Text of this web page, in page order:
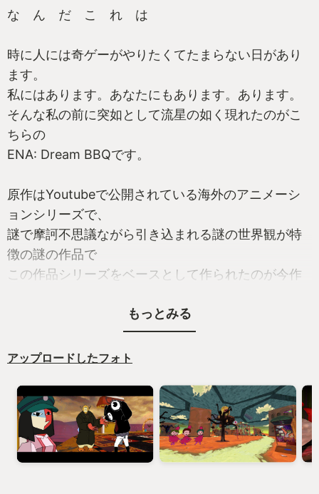
っちゃうゾ😁
ぇ！！！
それっぽいチャンバラではなく、ガチVR剣戟
鍔迫り合いをしたいサムライダマシイを秘めたそこ
の貴方に是非とも
な ん だ こ れ は
時に人には奇ゲーがやりたくてたまらない日があり
ます。
私にはあります。あなたにもあります。あります。
そんな私の前に突如として流星の如く現れたのがこ
ちらの
ENA: Dream BBQです。
原作はYoutubeで公開されている海外のアニメーシ
ョンシリーズで、
謎で摩訶不思議ながら引き込まれる謎の世界観が特
徴の謎の作品で
この作品シリーズをベースとして作られたのが今作
プレイヤーは物語の主人公の「ENA」となり、
この奇妙な世界に飛び込んでいきます。
カルト的人気を誇る奇作「LSD」が近く
奇っ怪な世界を旅するアドベンチャーゲームです
わかる人にはもう嫌な予感がした事でしょう
もっとみる
アップロードしたフォト